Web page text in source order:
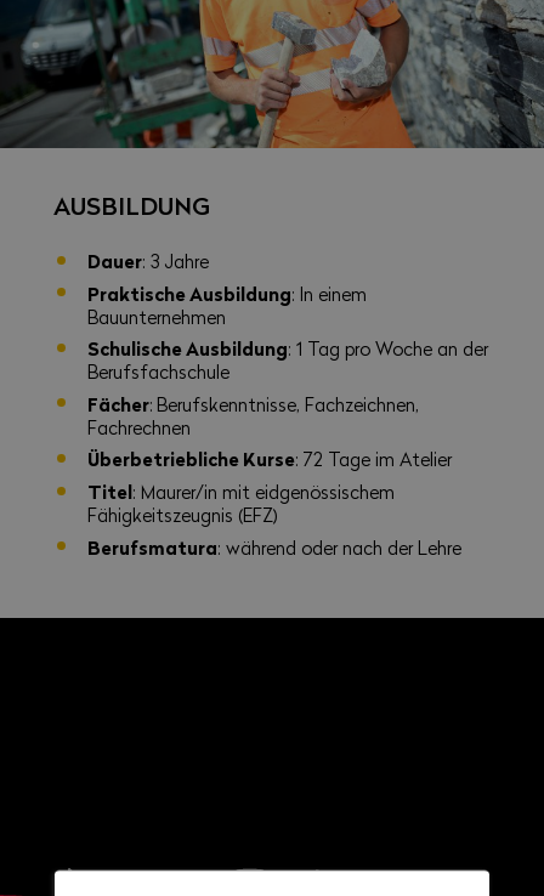
AUSBILDUNG
Dauer: 3 Jahre
Praktische Ausbildung: In einem
Bauunternehmen
Schulische Ausbildung: 1 Tag pro Woche an der
Berufsfachschule
Fächer: Berufskenntnisse, Fachzeichnen,
Fachrechnen
Überbetriebliche Kurse: 72 Tage im Atelier
Titel: Maurer/in mit eidgenössischem
Fähigkeitszeugnis (EFZ)
Berufsmatura: während oder nach der Lehre